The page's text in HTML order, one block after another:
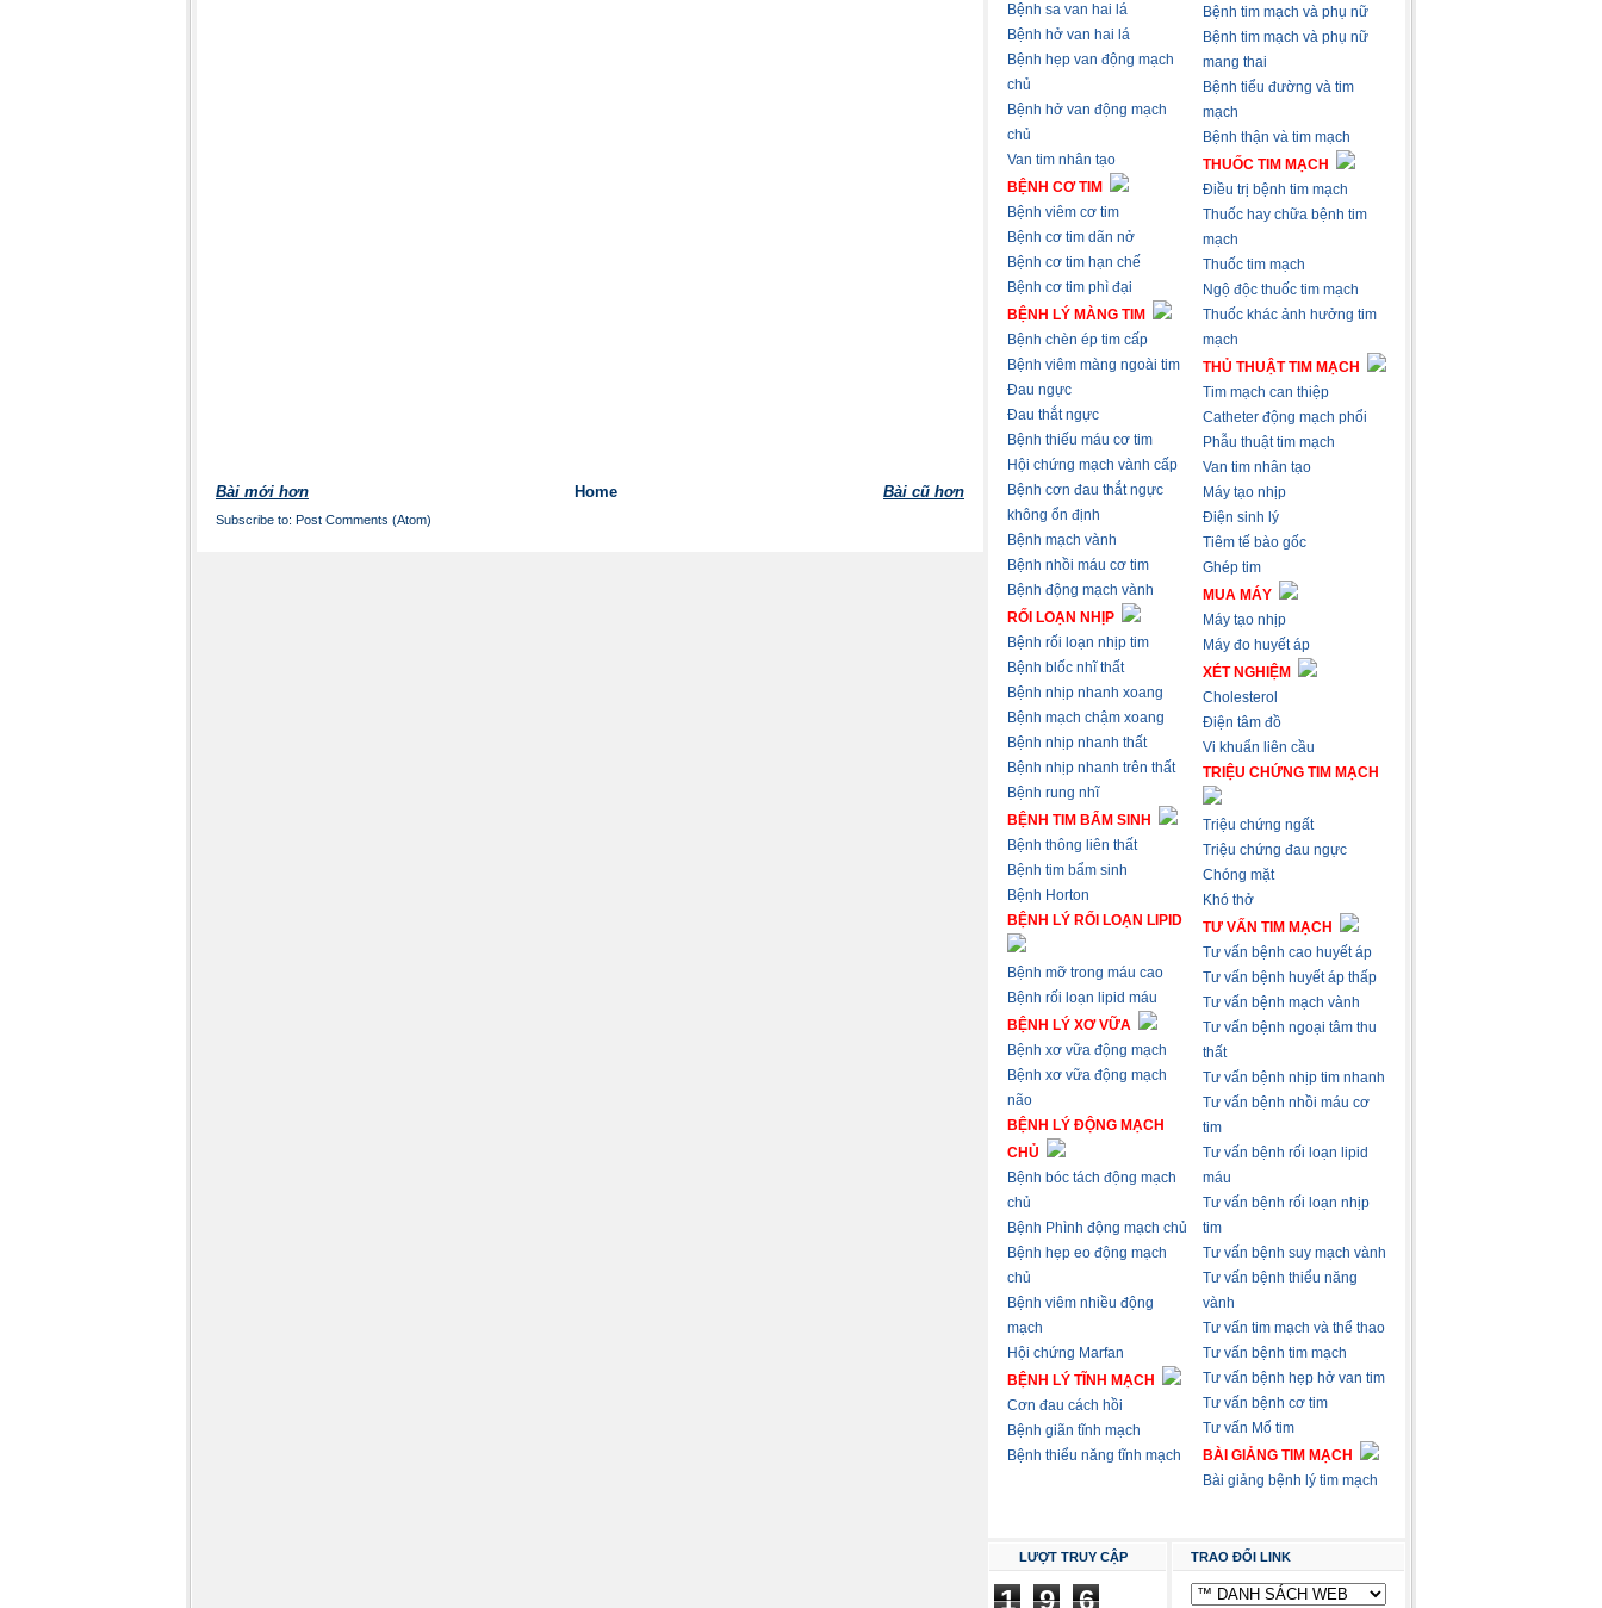
Bài mới hơn Bài cũ hơn
Home
Subscribe to: Post Comments (Atom)
Bệnh sa van hai lá
Bệnh hở van hai lá
Bệnh hẹp van động mạch
chủ
Bệnh hở van động mạch
chủ
Van tim nhân tạo
BỆNH CƠ TIM
Bệnh viêm cơ tim
Bệnh cơ tim dãn nở
Bệnh cơ tim hạn chế
Bệnh cơ tim phì đại
BỆNH LÝ MÀNG TIM
Bệnh chèn ép tim cấp
Bệnh viêm màng ngoài tim
Đau ngực
Đau thắt ngực
Bệnh thiếu máu cơ tim
Hội chứng mạch vành cấp
Bệnh cơn đau thắt ngực
không ổn định
Bệnh mạch vành
Bệnh nhồi máu cơ tim
Bệnh động mạch vành
RỐI LOẠN NHỊP
Bệnh rối loạn nhịp tim
Bệnh blốc nhĩ thất
Bệnh nhịp nhanh xoang
Bệnh mạch chậm xoang
Bệnh nhịp nhanh thất
Bệnh nhịp nhanh trên thất
Bệnh rung nhĩ
BỆNH TIM BẨM SINH
Bệnh thông liên thất
Bệnh tim bẩm sinh
Bệnh Horton
BỆNH LÝ RỐI LOẠN LIPID
Bệnh mỡ trong máu cao
Bệnh rối loạn lipid máu
BỆNH LÝ XƠ VỮA
Bệnh xơ vữa động mạch
Bệnh xơ vữa động mạch
não
BỆNH LÝ ĐỘNG MẠCH
CHỦ
Bệnh bóc tách động mạch
chủ
Bệnh Phình động mạch chủ
Bệnh hẹp eo động mạch
chủ
Bệnh viêm nhiều động
mạch
Hội chứng Marfan
BỆNH LÝ TĨNH MẠCH
Cơn đau cách hồi
Bệnh giãn tĩnh mạch
Bệnh thiểu năng tĩnh mạch
Bệnh tim mạch và phụ nữ
Bệnh tim mạch và phụ nữ
mang thai
Bệnh tiểu đường và tim
mạch
Bệnh thận và tim mạch
THUỐC TIM MẠCH
Điều trị bệnh tim mạch
Thuốc hay chữa bệnh tim
mạch
Thuốc tim mạch
Ngộ độc thuốc tim mạch
Thuốc khác ảnh hưởng tim
mạch
THỦ THUẬT TIM MẠCH
Tim mạch can thiệp
Catheter động mạch phổi
Phẫu thuật tim mạch
Van tim nhân tạo
Máy tạo nhịp
Điện sinh lý
Tiêm tế bào gốc
Ghép tim
MUA MÁY
Máy tạo nhịp
Máy đo huyết áp
XÉT NGHIỆM
Cholesterol
Điện tâm đồ
Vi khuẩn liên cầu
TRIỆU CHỨNG TIM MẠCH
Triệu chứng ngất
Triệu chứng đau ngực
Chóng mặt
Khó thở
TƯ VẤN TIM MẠCH
Tư vấn bệnh cao huyết áp
Tư vấn bệnh huyết áp thấp
Tư vấn bệnh mạch vành
Tư vấn bệnh ngoại tâm thu
thất
Tư vấn bệnh nhịp tim nhanh
Tư vấn bệnh nhồi máu cơ
tim
Tư vấn bệnh rối loạn lipid
máu
Tư vấn bệnh rối loạn nhịp
tim
Tư vấn bệnh suy mạch vành
Tư vấn bệnh thiểu năng
vành
Tư vấn tim mạch và thể thao
Tư vấn bệnh tim mạch
Tư vấn bệnh hẹp hở van tim
Tư vấn bệnh cơ tim
Tư vấn Mổ tim
BÀI GIẢNG TIM MẠCH
Bài giảng bệnh lý tim mạch
LƯỢT TRUY CẬP
1 9 6
TRAO ĐỔI LINK